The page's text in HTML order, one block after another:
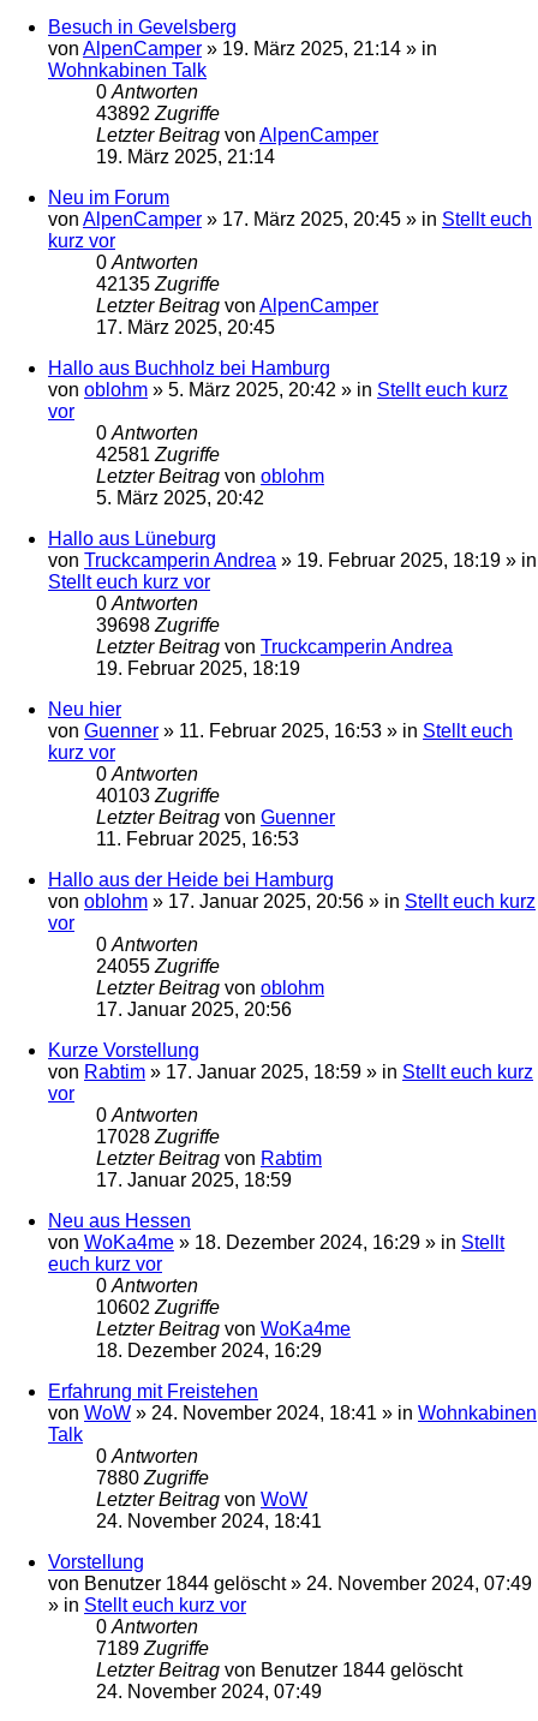
Besuch in Gevelsberg
von AlpenCamper » 19. März 2025, 21:14 » in
Wohnkabinen Talk
0 Antworten
43892 Zugriffe
Letzter Beitrag von AlpenCamper
19. März 2025, 21:14
Neu im Forum
von AlpenCamper » 17. März 2025, 20:45 » in Stellt euch
kurz vor
0 Antworten
42135 Zugriffe
Letzter Beitrag von AlpenCamper
17. März 2025, 20:45
Hallo aus Buchholz bei Hamburg
von oblohm » 5. März 2025, 20:42 » in Stellt euch kurz
vor
0 Antworten
42581 Zugriffe
Letzter Beitrag von oblohm
5. März 2025, 20:42
Hallo aus Lüneburg
von Truckcamperin Andrea » 19. Februar 2025, 18:19 » in
Stellt euch kurz vor
0 Antworten
39698 Zugriffe
Letzter Beitrag von Truckcamperin Andrea
19. Februar 2025, 18:19
Neu hier
von Guenner » 11. Februar 2025, 16:53 » in Stellt euch
kurz vor
0 Antworten
40103 Zugriffe
Letzter Beitrag von Guenner
11. Februar 2025, 16:53
Hallo aus der Heide bei Hamburg
von oblohm » 17. Januar 2025, 20:56 » in Stellt euch kurz
vor
0 Antworten
24055 Zugriffe
Letzter Beitrag von oblohm
17. Januar 2025, 20:56
Kurze Vorstellung
von Rabtim » 17. Januar 2025, 18:59 » in Stellt euch kurz
vor
0 Antworten
17028 Zugriffe
Letzter Beitrag von Rabtim
17. Januar 2025, 18:59
Neu aus Hessen
von WoKa4me » 18. Dezember 2024, 16:29 » in Stellt
euch kurz vor
0 Antworten
10602 Zugriffe
Letzter Beitrag von WoKa4me
18. Dezember 2024, 16:29
Erfahrung mit Freistehen
von WoW » 24. November 2024, 18:41 » in Wohnkabinen
Talk
0 Antworten
7880 Zugriffe
Letzter Beitrag von WoW
24. November 2024, 18:41
Vorstellung
von Benutzer 1844 gelöscht» 24. November 2024, 07:49
» in Stellt euch kurz vor
0 Antworten
7189 Zugriffe
Letzter Beitrag von Benutzer 1844 gelöscht
24. November 2024, 07:49